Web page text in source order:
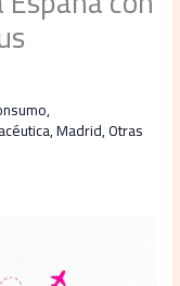
,
,Madrid,Otras